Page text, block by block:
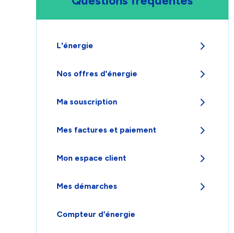
L'énergie
pour
les
Nos offres d'énergie
pour
les
Ma souscription
pour
les
Mes factures et paiement
pour
les
Mon espace client
pour
les
Mes démarches
pour
Compteur d'énergie